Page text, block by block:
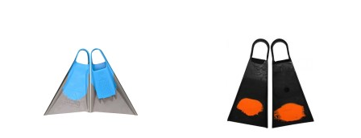
Add to Wishlist